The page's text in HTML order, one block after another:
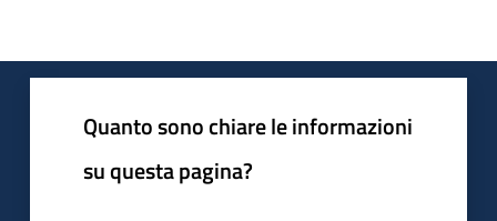
Quanto sono chiare le informazioni
su questa pagina?